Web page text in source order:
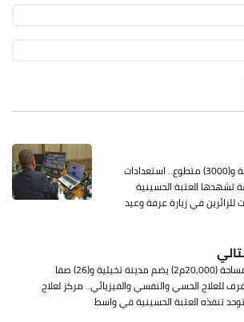
(1800) كاميرا مراقبة و(3000) متطوع.. استعدادات
تشهدها العتبة الحسينية
للزائرين في زيارة عرفة وعيد
بمساحة (20,000م2) يضم مدينة تخيلية و(26) صفا
للعلاج الحسي والنفسي والفيزيائي.. مركز لعلاج
تنفذه العتبة الحسينية في واسط